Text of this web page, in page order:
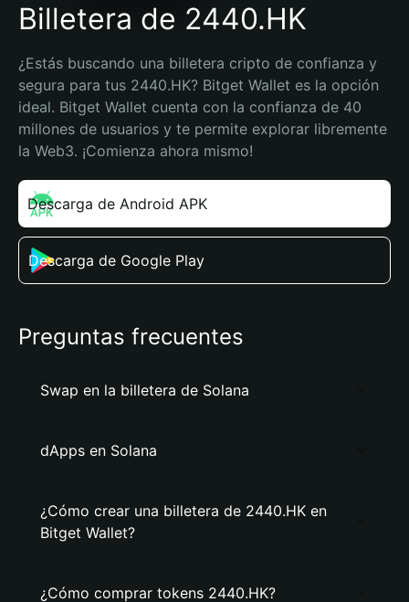
Billetera de 2440.HK
¿Estás buscando una billetera cripto de confianza y
segura para tus 2440.HK? Bitget Wallet es la opción
ideal. Bitget Wallet cuenta con la confianza de 40
millones de usuarios y te permite explorar libremente
la Web3. ¡Comienza ahora mismo!
Descarga de Android APK
Descarga de Google Play
Preguntas frecuentes
Swap en la billetera de Solana
dApps en Solana
¿Cómo crear una billetera de 2440.HK en
Bitget Wallet?
¿Cómo comprar tokens 2440.HK?